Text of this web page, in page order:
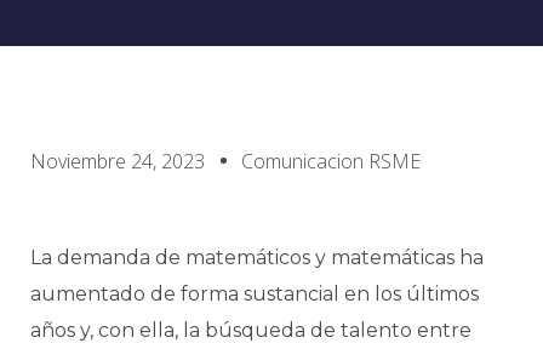
Noviembre 24, 2023 Comunicacion RSME
La demanda de matemáticos y matemáticas ha
aumentado de forma sustancial en los últimos
años y, con ella, la búsqueda de talento entre